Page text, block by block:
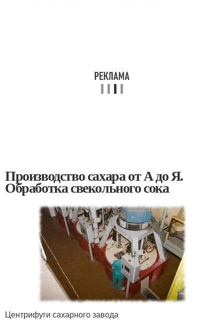
Производство сахара от А до Я.
Обработка свекольного сока
Центрифуги сахарного завода